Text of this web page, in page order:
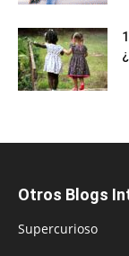
Otros Blogs
Supercurioso